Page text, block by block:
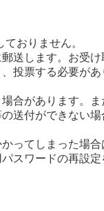
おりません。
送します。お受け
票する必要があ
合があります。ま
送付ができない場
ってしまった場合
スワードの再設定